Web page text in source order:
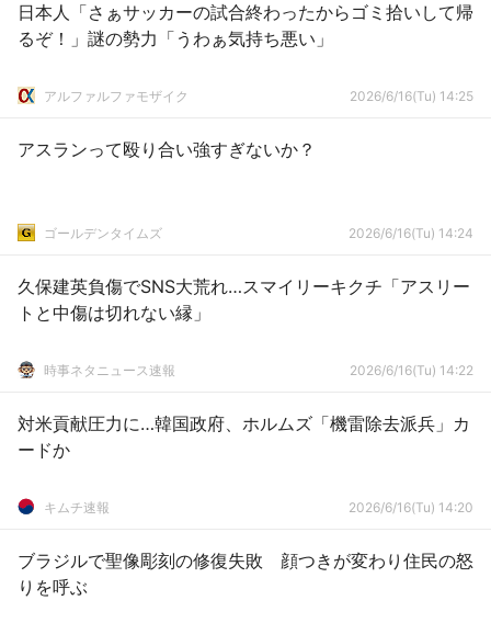
日本人「さぁサッカーの試合終わったからゴミ拾いして帰
るぞ！」謎の勢力「うわぁ気持ち悪い」
アルファルファモザイク 2026/6/16(Tu) 14:25
アスランって殴り合い強すぎないか？
ゴールデンタイムズ 2026/6/16(Tu) 14:24
久保建英負傷でSNS大荒れ…スマイリーキクチ「アスリー
トと中傷は切れない縁」
時事ネタニュース速報 2026/6/16(Tu) 14:22
対米貢献圧力に…韓国政府、ホルムズ「機雷除去派兵」カ
ードか
キムチ速報 2026/6/16(Tu) 14:20
ブラジルで聖像彫刻の修復失敗 顔つきが変わり住民の怒
りを呼ぶ